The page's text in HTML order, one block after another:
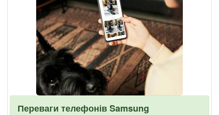
Переваги телефонів Samsung